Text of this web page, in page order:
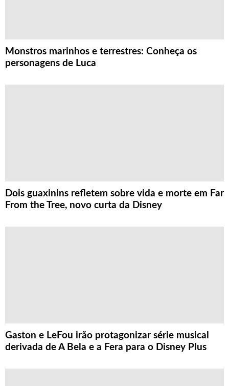
Monstros marinhos e terrestres: Conheça os
personagens de Luca
Dois guaxinins refletem sobre vida e morte em Far
From the Tree, novo curta da Disney
Gaston e LeFou irão protagonizar série musical
derivada de A Bela e a Fera para o Disney Plus